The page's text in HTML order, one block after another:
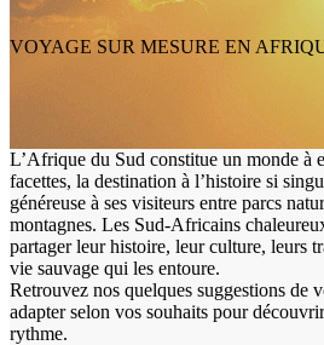
VOYAGE SUR MESURE EN
L’Afrique du Sud constitue un monde à
facettes, la destination à l’histoire si
généreuse à ses visiteurs entre parcs
montagnes. Les Sud-Africains
partager leur histoire, leur culture, leurs
vie sauvage qui les entoure.
Retrouvez nos quelques suggestions de
adapter selon vos souhaits pour
rythme.